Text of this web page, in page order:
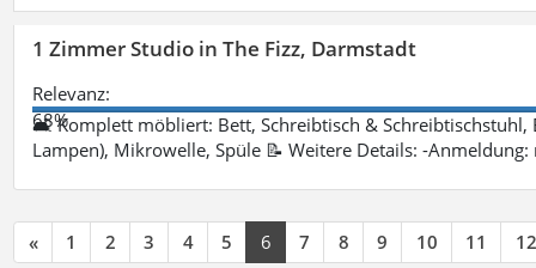
1 Zimmer Studio in The Fizz, Darmstadt
Relevanz:
68%
🛋 Komplett möbliert: Bett, Schreibtisch & Schreibtischstuhl,
Lampen), Mikrowelle, Spüle 📝 Weitere Details: -
« 1 2 3 4 5 6 7 8 9 10 11 12